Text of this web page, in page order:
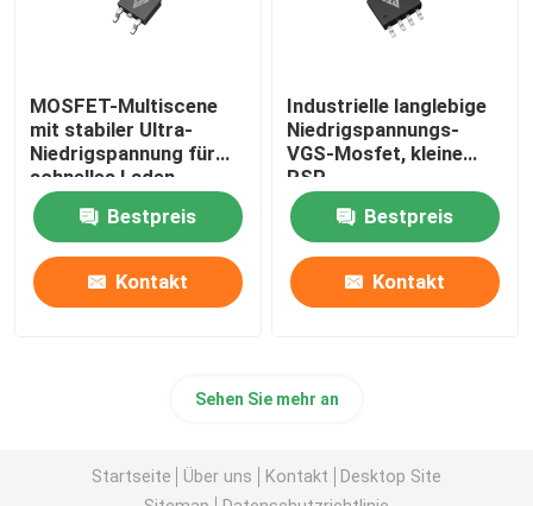
MOSFET-Multiscene
mit stabiler Ultra-
Niedrigspannung für
schnelles Laden
Bestpreis
Kontakt
Industrielle langlebige
Niedrigspannungs-
VGS-Mosfet, kleine
RSP-
Niedrigspannungs-
Schalttransistoren
Bestpreis
Kontakt
Sehen Sie mehr an
Startseite Über uns Kontakt
Desktop Site